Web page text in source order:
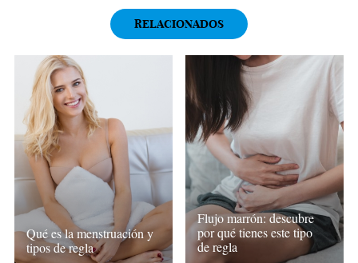
RELACIONADOS
Qué es la menstruación y
tipos de regla
Flujo marrón: descubre
por qué tienes este tipo
de regla